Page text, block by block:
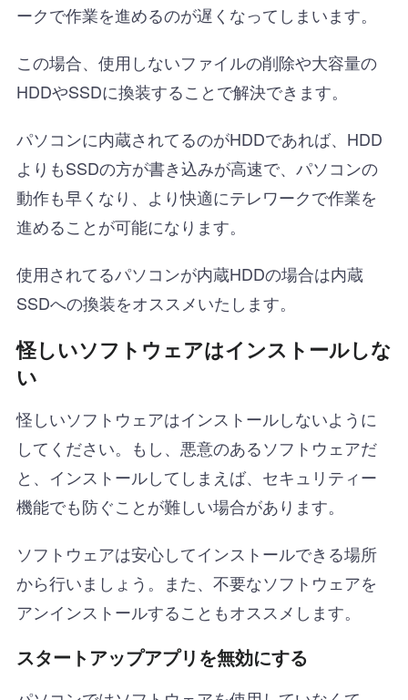
ークで作業を進めるのが遅くなってしまいます。
この場合、使用しないファイルの削除や大容量の
HDDやSSDに換装することで解決できます。
パソコンに内蔵されてるのがHDDであれば、HDD
よりもSSDの方が書き込みが高速で、パソコンの
動作も早くなり、より快適にテレワークで作業を
進めることが可能になります。
使用されてるパソコンが内蔵HDDの場合は内蔵
SSDへの換装をオススメいたします。
怪しいソフトウェアはインストールしな
い
怪しいソフトウェアはインストールしないように
してください。もし、悪意のあるソフトウェアだ
と、インストールしてしまえば、セキュリティー
機能でも防ぐことが難しい場合があります。
ソフトウェアは安心してインストールできる場所
から行いましょう。また、不要なソフトウェアを
アンインストールすることもオススメします。
スタートアップアプリを無効にする